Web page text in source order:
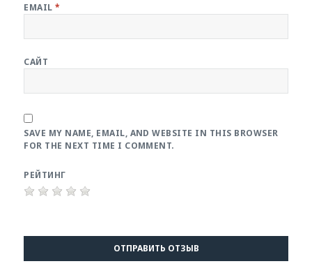
EMAIL*
САЙТ
SAVE MY NAME, EMAIL, AND WEBSITE IN THIS BROWSER
FOR THE NEXT TIME I COMMENT.
РЕЙТИНГ